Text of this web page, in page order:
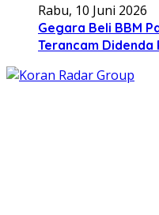
Rabu, 10 Juni 2026
Gegara Beli BBM
Terancam Didenda